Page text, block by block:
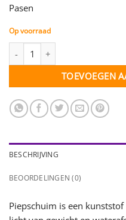
Pasen
Op voorraad
TOEVOEGEN
BESCHRIJVING
BEOORDELINGEN (0)
Piepschuim is een